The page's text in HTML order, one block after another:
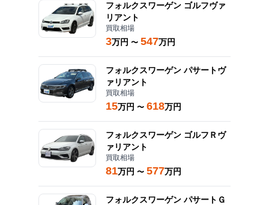
フォルクスワーゲン ゴルフヴァ
リアント
買取相場
3万円 〜 547万円
フォルクスワーゲン パサートヴ
ァリアント
買取相場
15万円 〜 618万円
フォルクスワーゲン ゴルフＲヴ
ァリアント
買取相場
81万円 〜 577万円
フォルクスワーゲン パサートＧ